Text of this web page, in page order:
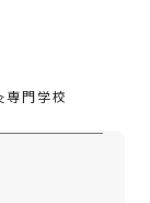
専門学校